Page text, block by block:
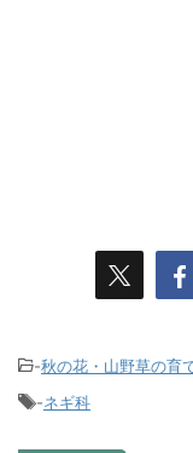
-秋の花・山野草の育
-ネギ科